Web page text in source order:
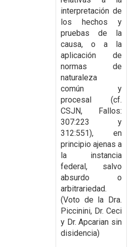
interpretación de
los hechos y
pruebas de la
causa, o a la
aplicación de
normas de
naturaleza
común y
procesal (cf.
CSJN, Fallos:
307:223 y
312:551), en
principio ajenas a
la instancia
federal, salvo
absurdo o
arbitrariedad.
(Voto de la Dra.
Piccinini, Dr. Ceci
y Dr. Apcarian sin
disidencia)